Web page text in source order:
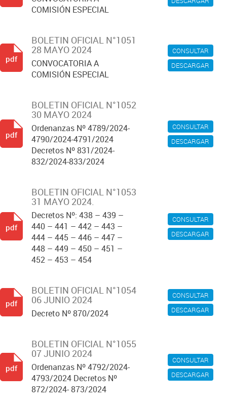
COMISIÓN ESPECIAL
CONSULTAR
DESCARGAR
BOLETIN OFICIAL N°1051
28 MAYO 2024
CONVOCATORIA A
COMISIÓN ESPECIAL
pdf
CONSULTAR
DESCARGAR
BOLETIN OFICIAL N°1052
30 MAYO 2024
Ordenanzas Nº 4789/2024-
4790/2024-4791/2024
Decretos Nº 831/2024-
832/2024-833/2024
pdf
CONSULTAR
DESCARGAR
BOLETIN OFICIAL N°1053
31 MAYO 2024.
Decretos Nº: 438 – 439 –
440 – 441 – 442 – 443 –
444 – 445 – 446 – 447 –
448 – 449 – 450 – 451 –
452 – 453 – 454
pdf
CONSULTAR
DESCARGAR
BOLETIN OFICIAL N°1054
06 JUNIO 2024
Decreto Nº 870/2024
pdf
CONSULTAR
DESCARGAR
BOLETIN OFICIAL N°1055
07 JUNIO 2024
Ordenanzas Nº 4792/2024-
4793/2024 Decretos Nº
872/2024- 873/2024
pdf